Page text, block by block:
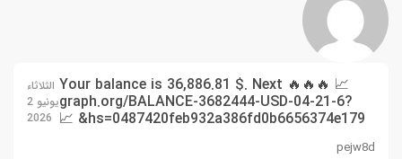
📈 Your balance is 36,886.81 $. Next 🔥🔥🔥
graph.org/BALANCE-3682444-USD-04-21-6?
hs=0487420feb932a386fd0b6656374e179& 📈
الثلاثاء
يونيو 2
2026
pejw8d